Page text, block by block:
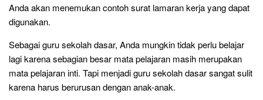
Anda akan menemukan contoh surat lamaran kerja yang dapat
digunakan.
Sebagai guru sekolah dasar, Anda mungkin tidak perlu belajar
lagi karena sebagian besar mata pelajaran masih merupakan
mata pelajaran inti. Tapi menjadi guru sekolah dasar sangat sulit
karena harus berurusan dengan anak-anak.